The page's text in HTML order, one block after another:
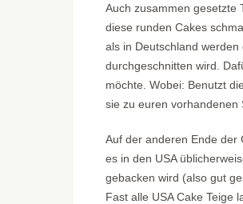
Auch zusammen gesetzte
diese runden Cakes
als in Deutschland
durchgeschnitten wird.
möchte. Wobei: Benutzt
sie zu euren vorhandenen
Auf der anderen Ende der
es in den USA
gebacken wird (also gut
Fast alle USA Cake Teige